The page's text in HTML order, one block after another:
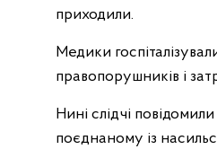
приходили.
Медики
правопорушників і
Нині слідчі
поєднаному із